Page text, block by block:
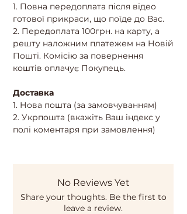
1. Повна передоплата після відео
готової прикраси, що поїде до Вас.
2. Передоплата 100грн. на карту, а
решту наложним платежем на Новій
Пошті. Комісію за повернення
коштів оплачує Покупець.
Доставка
1. Нова пошта (за замовчуванням)
2. Укрпошта (вкажіть Ваш індекс у
полі коментаря при замовлення)
No Reviews Yet
Share your thoughts. Be the first to
leave a review.